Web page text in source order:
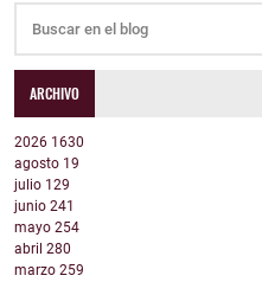
ARCHIVO
2026 1630
agosto 19
julio 129
junio 241
mayo 254
abril 280
marzo 259